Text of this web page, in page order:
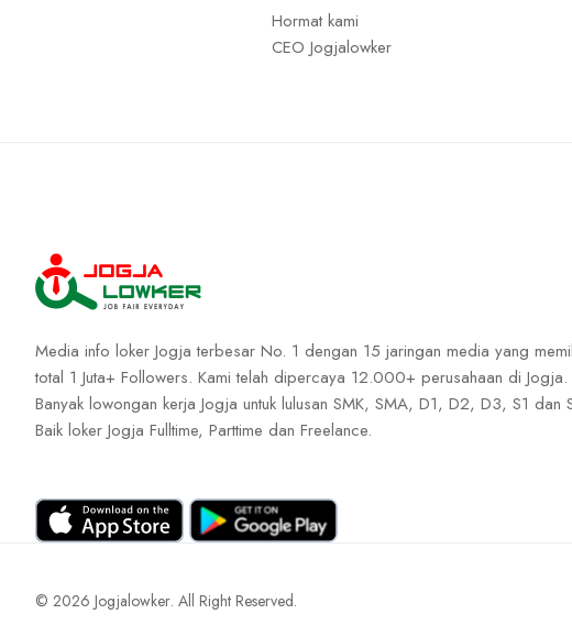
Hormat kami
CEO Jogjalowker
Media info loker Jogja terbesar No. 1 dengan 15 jaringan media yang
total 1 Juta+ Followers. Kami telah dipercaya 12.000+ perusahaan di Jogja.
Banyak lowongan kerja Jogja untuk lulusan SMK, SMA, D1, D2, D3, S1 dan
Baik loker Jogja Fulltime, Parttime dan Freelance.
© 2026 Jogjalowker. All Right Reserved.